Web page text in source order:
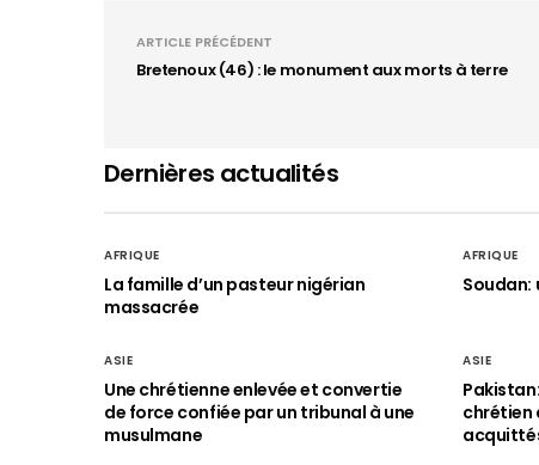
ARTICLE PRÉCÉDENT
Bretenoux (46) : le monument aux morts à terre
Dernières actualités
AFRIQUE
La famille d’un pasteur nigérian
massacrée
AFRIQUE
Soudan:
ASIE
Une chrétienne enlevée et convertie
de force confiée par un tribunal à une
musulmane
ASIE
chrétien